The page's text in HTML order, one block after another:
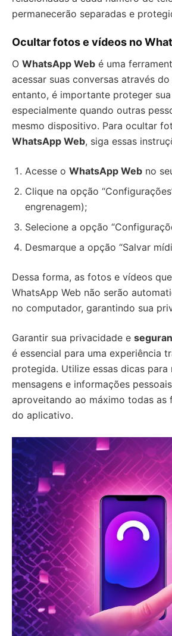
permanecerão separadas e
Ocultar fotos e vídeos no
O WhatsApp Web é uma
acessar suas conversas através
entanto, é importante proteger
especialmente quando outras
mesmo dispositivo. Para ocultar
WhatsApp Web, siga essas
Acesse o WhatsApp Web no
Clique na opção
engrenagem);
Selecione a opção
Desmarque a opção “Salvar
Dessa forma, as fotos e vídeos
WhatsApp Web não serão
no computador, garantindo sua
Garantir sua privacidade e
é essencial para uma experiência
protegida. Utilize essas dicas para
mensagens e informações
aproveitando ao máximo todas as
do aplicativo.